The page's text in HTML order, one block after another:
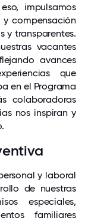
impulsamos
compensación
y transparentes.
vacantes
avances
que
en el Programa
colaboradoras
nos inspiran y
y laboral
de nuestras
especiales,
familiares